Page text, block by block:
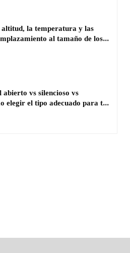
la temperatura y las
al tamaño de los
abierto vs silencioso vs
elegir el tipo adecuado para tu